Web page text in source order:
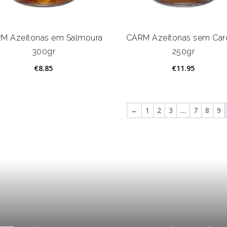
Azeitonas em Salmoura
300gr
€8.85
CARM Azeitonas sem
250gr
€11.95
← 1 2 3 … 7 8 9